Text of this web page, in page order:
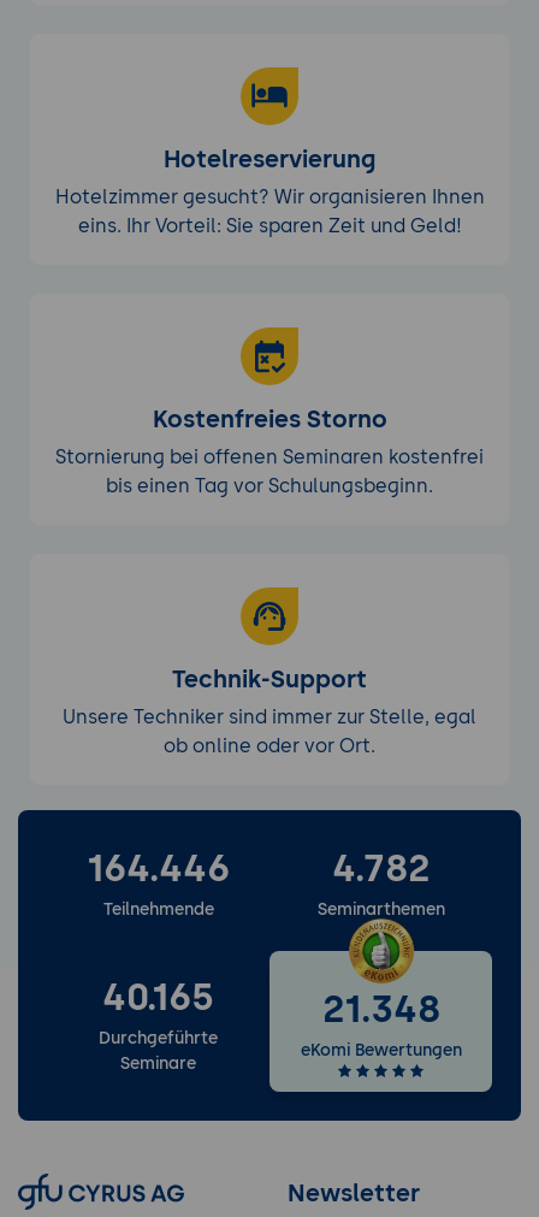
Hotelreservierung
Hotelzimmer gesucht? Wir organisieren Ihnen
eins. Ihr Vorteil: Sie sparen Zeit und Geld!
Kostenfreies Storno
Stornierung bei offenen Seminaren kostenfrei
bis einen Tag vor Schulungsbeginn.
Technik-Support
Unsere Techniker sind immer zur Stelle, egal
ob online oder vor Ort.
Weitere Services entdecken
164.446
Teilnehmende
4.782
Seminarthemen
40.165
Durchgeführte
Seminare
21.348
eKomi Bewertungen
Newsletter